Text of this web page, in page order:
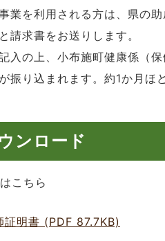
業を利用される方は、県の
請求書をお送りします。
入の上、小布施町健康係（
振り込まれます。約1か月ほ
ンロード
こちら
証明書 (PDF 87.7KB)